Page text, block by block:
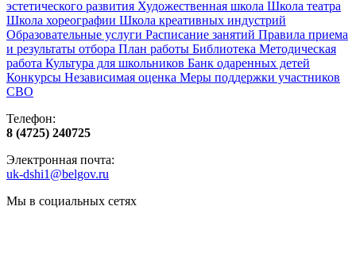
эстетического развития Художественная школа Школа‌‌‌‌ театра
Школа хореографии Школа креативных индустрий
Образовательные услуги Расписание занятий Правила приема
и результаты отбора План работы Библиотека Методическая
работа Культура для школьников Банк одаренных детей
Конкурсы Независимая оценка Меры поддержки участников
СВО
Телефон:
8 (4725) 240725
Электронная почта:
uk-dshi1@belgov.ru
Мы в социальных сетях